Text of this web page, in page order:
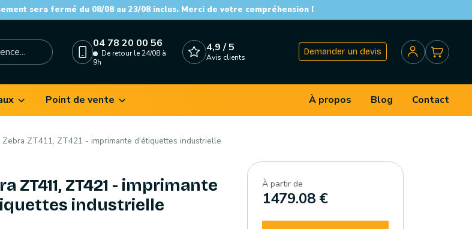
sera fermé du 08/08 au 23/08 inclus. Merci de votre compréhension !
04 78 20 00 56
De retour le 24/08 à
9h
4,9 / 5
Avis clients
Demander un devis
Point de vente À propos Blog Contact
Zebra ZT411, ZT421 - imprimante d'étiquettes industrielle
ZT411, ZT421 - imprimante
industrielle
À partir de
1479.08 €